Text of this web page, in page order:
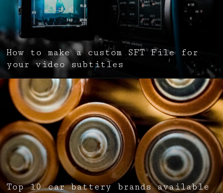
How to make a custom SFT File for
your video subtitles
Top 10 car battery brands available